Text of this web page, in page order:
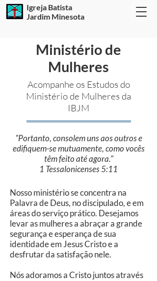
Igreja Batista
Jardim Minesota
Ministério de
Mulheres
Acompanhe os Estudos do
Ministério de Mulheres da
IBJM
"Portanto, consolem uns aos outros e
edifiquem-se mutuamente, como vocês
têm feito até agora."
1 Tessalonicenses 5:11
Nosso ministério se concentra na
Palavra de Deus, no discipulado, e em
áreas do serviço prático. Desejamos
levar as mulheres a abraçar a grande
segurança e esperança de sua
identidade em Jesus Cristo e a
desfrutar da satisfação nele.
Nós adoramos a Cristo juntos através